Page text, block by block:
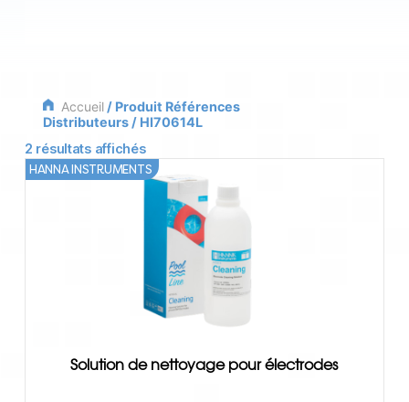
Accueil/ Produit Références
Distributeurs / HI70614L
2 résultats affichés
Solution de nettoyage pour électrodes
HANNA INSTRUMENTS